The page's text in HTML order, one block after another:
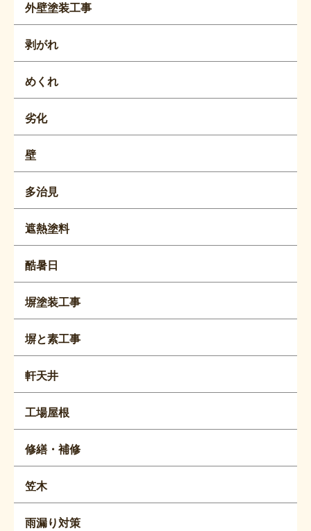
外壁塗装工事
剥がれ
めくれ
劣化
壁
多治見
遮熱塗料
酷暑日
塀塗装工事
塀と素工事
軒天井
工場屋根
修繕・補修
笠木
雨漏り対策